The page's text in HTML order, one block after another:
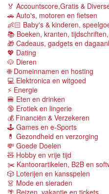
🏅 Accountscore,Gratis &
🚗 Auto's, motoren en fietsen
👶🏻 Baby's & kinderen,
📚 Boeken, kranten,
🎁 Cadeaus, gadgets en
💖 Dating
🐶 Dieren
🌐 Domeinnamen en hosting
💻 Elektronica en witgoed
⚡️ Energie
🍔 Eten en drinken
🔞 Erotiek en lingerie
💰 Financiën & Verzekeren
🕹 Games en e-Sports
💊 Gezondheid en verzorging
💸 Goede Doelen
🧸 Hobby en vrije tijd
✂️ Kantoorartikelen, B2B en
🎲 Loterijen en kansspelen
👗 Mode en sieraden
🌴 Reizen, vakantie en tickets